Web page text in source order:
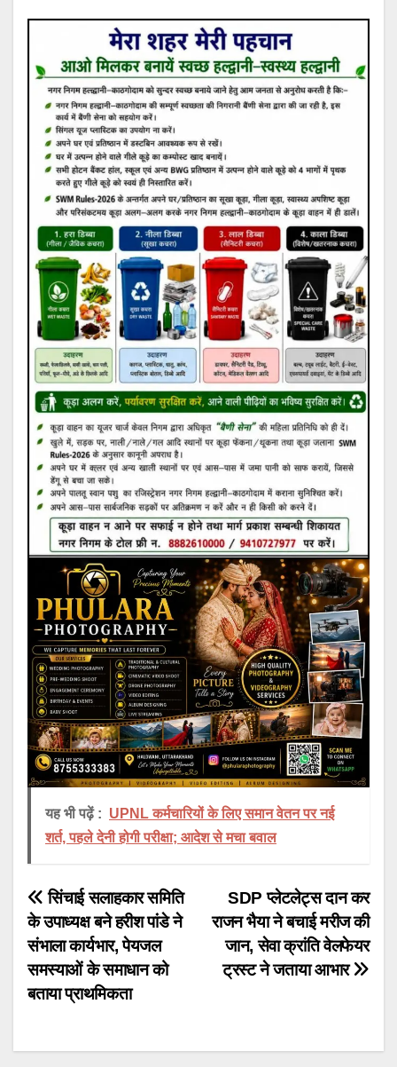
यह भी पढ़ें : UPNL कर्मचारियों के लिए समान वेतन पर नई
शर्त, पहले देनी होगी परीक्षा; आदेश से मचा बवाल
Post
navigation
SDP प्लेटलेट्स दान कर
राजन भैया ने बचाई मरीज की
जान, सेवा क्रांति वेलफेयर
ट्रस्ट ने जताया आभार
सिंचाई सलाहकार समिति
के उपाध्यक्ष बने हरीश पांडे ने
संभाला कार्यभार, पेयजल
समस्याओं के समाधान को
बताया प्राथमिकता